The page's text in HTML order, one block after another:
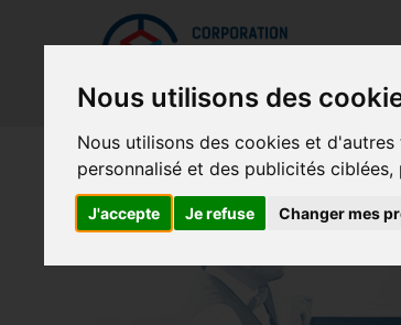
Nous utilisons des
Nous utilisons des cookies et
personnalisé et des publicités
J'accepte Je refuse Changer mes
Mettreà jour vos préférences de témoins